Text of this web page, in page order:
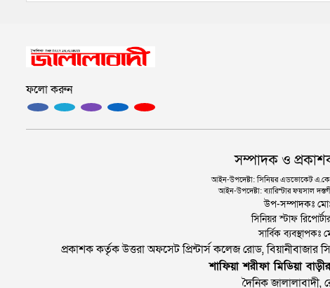
ফলো করুন
সম্পাদক ও
আইন-উপদেষ্টা: সিনিয়র এডভোকেট
আইন-উপদেষ্টা: ব্যারিস্টার ফয়সাল
উপ-সম্পাদকঃ
সিনিয়র স্টাফ
সার্বিক
প্রকাশক কর্তৃক উত্তরা অফসেট প্রিন্টার্স কলেজ রোড, বিয়ানীবাজার
শাফিয়া শরীফা মিডিয়া
দৈনিক